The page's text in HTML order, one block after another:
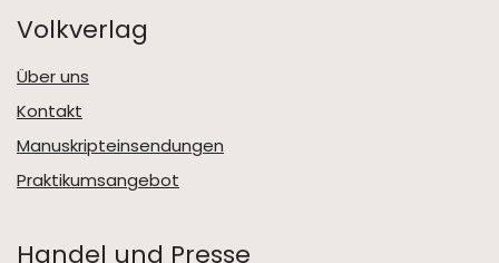
Volkverlag
Über uns
Kontakt
Manuskripteinsendungen
Praktikumsangebot
Handel und Presse